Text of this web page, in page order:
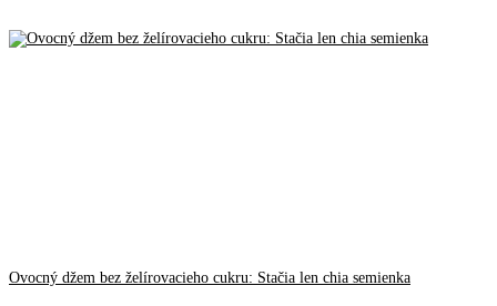
Ovocný džem bez želírovacieho cukru: Stačia len chia semienka